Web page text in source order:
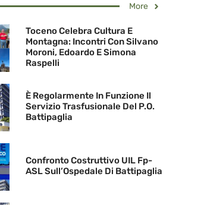
More
Toceno Celebra Cultura E
Montagna: Incontri Con Silvano
Moroni, Edoardo E Simona
Raspelli
È Regolarmente In Funzione Il
Servizio Trasfusionale Del P.O.
Battipaglia
Confronto Costruttivo UIL Fp-
ASL Sull’Ospedale Di Battipaglia